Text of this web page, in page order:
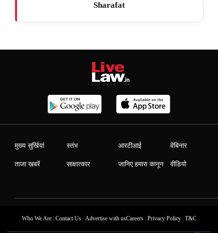
Sharafat
मुख्य सुर्खियां
ताजा खबरें
स्तंभ
साक्षात्कार
आरटीआई
जानिए हमारा कानून
वेबिनार
वीडियो
Who We Are| Contact Us| Advertise with usCareers| Privacy Policy| T&C